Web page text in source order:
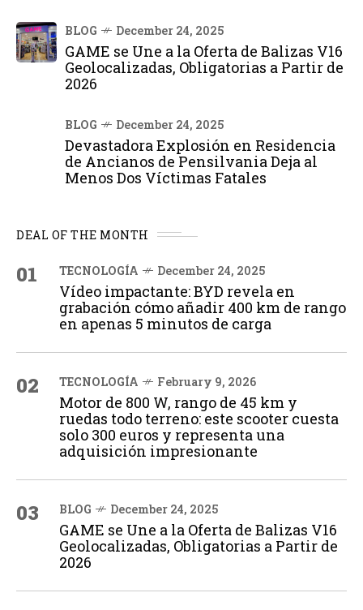
BLOG December 24, 2025
GAME se Une a la Oferta de Balizas V16
Geolocalizadas, Obligatorias a Partir de
2026
BLOG December 24, 2025
Devastadora Explosión en Residencia
de Ancianos de Pensilvania Deja al
Menos Dos Víctimas Fatales
DEAL OF THE MONTH
01 TECNOLOGÍA December 24, 2025
Vídeo impactante: BYD revela en
grabación cómo añadir 400 km de rango
en apenas 5 minutos de carga
02 TECNOLOGÍA February 9, 2026
Motor de 800 W, rango de 45 km y
ruedas todo terreno: este scooter cuesta
solo 300 euros y representa una
adquisición impresionante
03 BLOG December 24, 2025
GAME se Une a la Oferta de Balizas V16
Geolocalizadas, Obligatorias a Partir de
2026